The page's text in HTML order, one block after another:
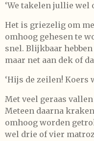
‘We takelen jullie wel
Het is griezelig om
omhoog gehesen te
snel. Blijkbaar hebben
maar net aan dek of
‘Hijs de zeilen! Koers
Met veel geraas
Meteen daarna
omhoog worden
wel drie of vier